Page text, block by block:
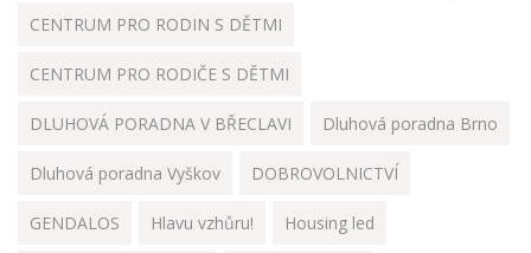
CENTRUM PRO RODIN S DĚTMI
CENTRUM PRO RODIČE S DĚTMI
DLUHOVÁ PORADNA V BŘECLAVI Dluhová poradna Brno
Dluhová poradna Vyškov DOBROVOLNICTVÍ
GENDALOS Hlavu vzhůru! Housing led